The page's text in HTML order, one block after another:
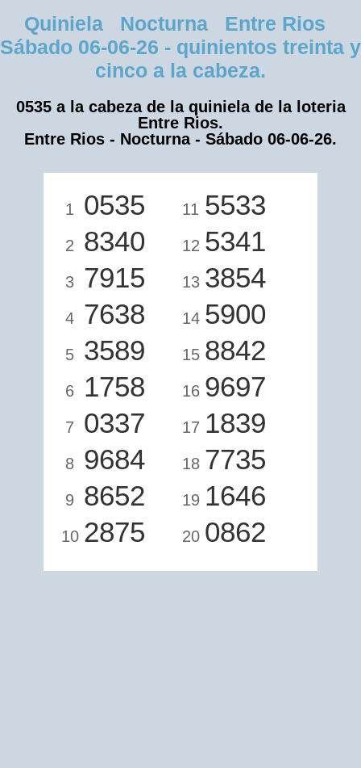
Quiniela Nocturna Entre Rios
Sábado 06-06-26 - quinientos treinta y
cinco a la cabeza.
0535 a la cabeza de la quiniela de la loteria
Entre Rios.
Entre Rios - Nocturna - Sábado 06-06-26.
1 0535
2 8340
3 7915
4 7638
5 3589
6 1758
7 0337
8 9684
9 8652
10 2875
11 5533
12 5341
13 3854
14 5900
15 8842
16 9697
17 1839
18 7735
19 1646
20 0862